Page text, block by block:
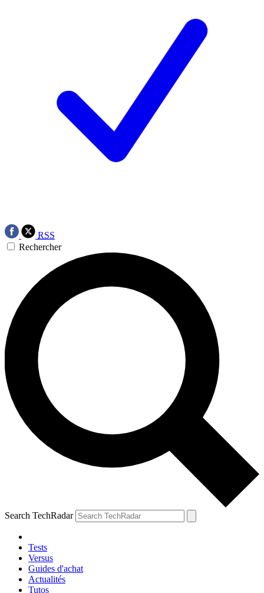
RSS
Rechercher
Search TechRadar
Tests
Versus
Guides d'achat
Actualités
Tutos